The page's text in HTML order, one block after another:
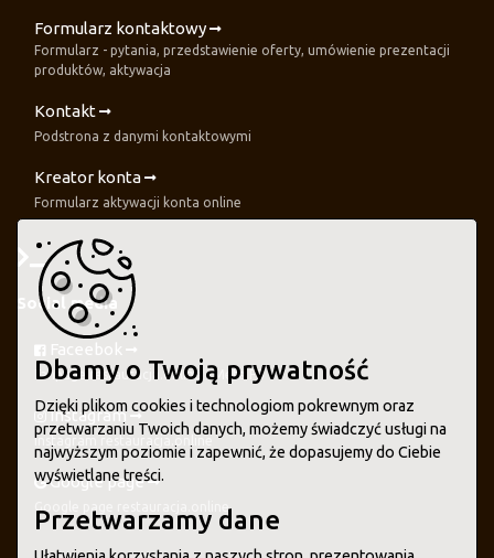
Formularz kontaktowy
Formularz - pytania, przedstawienie oferty, umówienie prezentacji
produktów, aktywacja
Kontakt
Podstrona z danymi kontaktowymi
Kreator konta
Formularz aktywacji konta online
Social media
Faceebok
Fanpage restauracja.online - Meta FB
Instagram
Instagram restauracja.online
Google page
Google page restauracja.online
Dbamy o Twoją prywatność
Dzięki plikom cookies i technologiom pokrewnym oraz
przetwarzaniu Twoich danych, możemy świadczyć usługi na
najwyższym poziomie i zapewnić, że dopasujemy do Ciebie
wyświetlane treści.
Przetwarzamy dane